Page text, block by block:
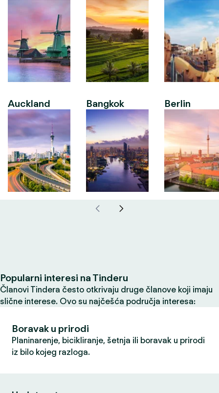
Auckland Bangkok Berlin
Popularni interesi na Tinderu
Članovi Tindera često otkrivaju druge članove koji imaju
slične interese. Ovo su najčešća područja interesa:
Boravak u prirodi
Planinarenje, bicikliranje, šetnja ili boravak u prirodi
iz bilo kojeg razloga.